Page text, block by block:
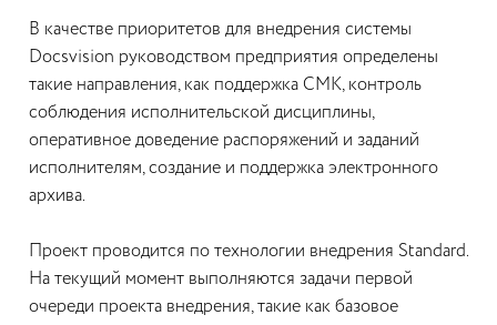
В качестве приоритетов для внедрения системы
Docsvision руководством предприятия определены
такие направления, как поддержка СМК, контроль
соблюдения исполнительской дисциплины,
оперативное доведение распоряжений и заданий
исполнителям, создание и поддержка электронного
архива.
Проект проводится по технологии внедрения Standard.
На текущий момент выполняются задачи первой
очереди проекта внедрения, такие как базовое